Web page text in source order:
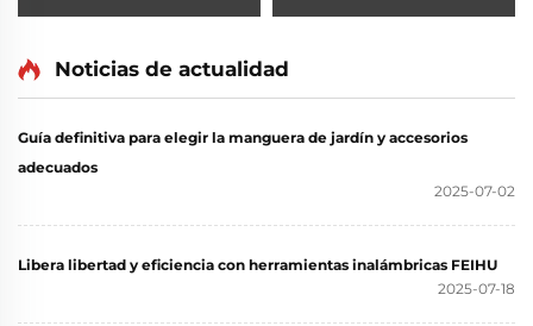
Ambiental al por Mayor
Inalámbrica de 21V para
Alta Presión -
Equipamiento para
y Jardín
Noticias de actualidad
Guía definitiva para elegir la manguera de jardín y accesorios
adecuados
2025-07-02
Libera libertad y eficiencia con herramientas inalámbricas FEIHU
2025-07-18